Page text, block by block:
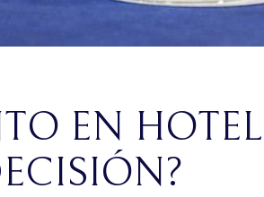
EN